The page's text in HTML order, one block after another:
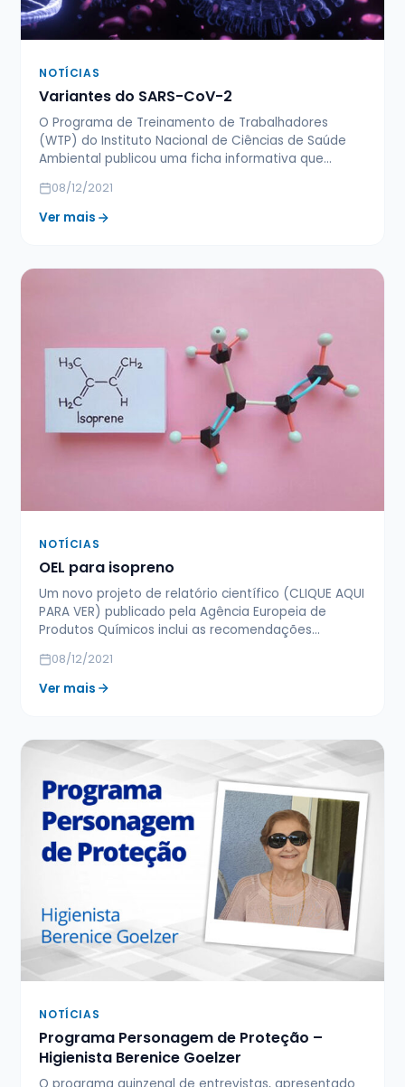
NOTÍCIAS
Variantes do SARS-CoV-2
O Programa de Treinamento de Trabalhadores
(WTP) do Instituto Nacional de Ciências de Saúde
Ambiental publicou uma ficha informativa que…
08/12/2021
Ver mais
NOTÍCIAS
OEL para isopreno
Um novo projeto de relatório científico (CLIQUE AQUI
PARA VER) publicado pela Agência Europeia de
Produtos Químicos inclui as recomendações…
08/12/2021
Ver mais
NOTÍCIAS
Programa Personagem de Proteção –
Higienista Berenice Goelzer